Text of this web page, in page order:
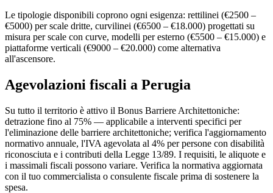
Le tipologie disponibili coprono ogni esigenza: rettilinei (€2500 –
€5000) per scale dritte, curvilinei (€6500 – €18.000) progettati su
misura per scale con curve, modelli per esterno (€5500 – €15.000) e
piattaforme verticali (€9000 – €20.000) come alternativa
all'ascensore.
Agevolazioni fiscali a Perugia
Su tutto il territorio è attivo il Bonus Barriere Architettoniche:
detrazione fino al 75% — applicabile a interventi specifici per
l'eliminazione delle barriere architettoniche; verifica l'aggiornamento
normativo annuale, l'IVA agevolata al 4% per persone con disabilità
riconosciuta e i contributi della Legge 13/89. I requisiti, le aliquote e
i massimali fiscali possono variare. Verifica la normativa aggiornata
con il tuo commercialista o consulente fiscale prima di sostenere la
spesa.